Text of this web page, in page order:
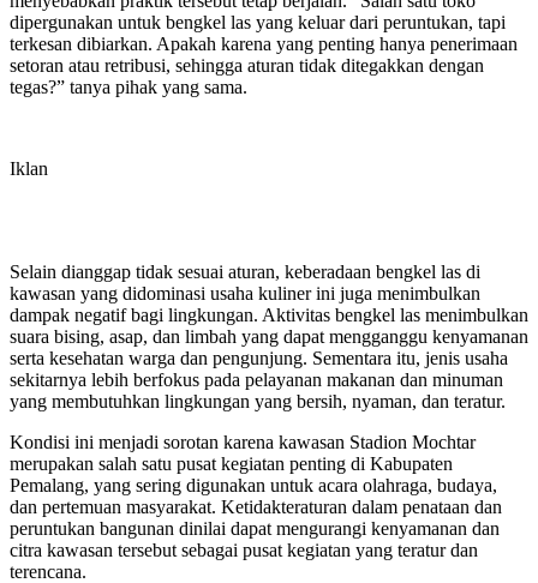
dipergunakan untuk bengkel las yang keluar dari peruntukan, tapi
terkesan dibiarkan. Apakah karena yang penting hanya penerimaan
setoran atau retribusi, sehingga aturan tidak ditegakkan dengan
tegas?” tanya pihak yang sama.
Iklan
Selain dianggap tidak sesuai aturan, keberadaan bengkel las di
kawasan yang didominasi usaha kuliner ini juga menimbulkan
dampak negatif bagi lingkungan. Aktivitas bengkel las menimbulkan
suara bising, asap, dan limbah yang dapat mengganggu kenyamanan
serta kesehatan warga dan pengunjung. Sementara itu, jenis usaha
sekitarnya lebih berfokus pada pelayanan makanan dan minuman
yang membutuhkan lingkungan yang bersih, nyaman, dan teratur.
Kondisi ini menjadi sorotan karena kawasan Stadion Mochtar
merupakan salah satu pusat kegiatan penting di Kabupaten
Pemalang, yang sering digunakan untuk acara olahraga, budaya,
dan pertemuan masyarakat. Ketidakteraturan dalam penataan dan
peruntukan bangunan dinilai dapat mengurangi kenyamanan dan
citra kawasan tersebut sebagai pusat kegiatan yang teratur dan
terencana.